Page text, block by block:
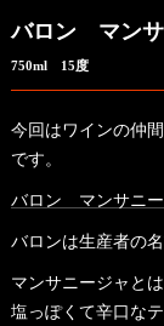
バロン マン
750ml 15度
今回はワインの仲
です。
バロン マンサニ
バロンは生産者の
マンサニージャと
塩っぽくて辛口なテ